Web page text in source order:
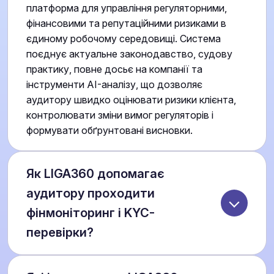
платформа для управління регуляторними,
фінансовими та репутаційними ризиками в
єдиному робочому середовищі. Система
поєднує актуальне законодавство, судову
практику, повне досьє на компанії та
інструменти AI-аналізу, що дозволяє
аудитору швидко оцінювати ризики клієнта,
контролювати зміни вимог регуляторів і
формувати обґрунтовані висновки.
Як LIGA360 допомагає
аудитору проходити
фінмоніторинг і KYC-
перевірки?